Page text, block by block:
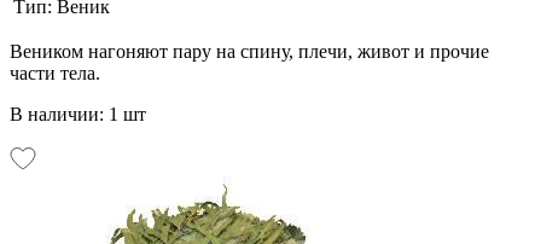
Тип: Веник
Веником нагоняют пару на спину, плечи, живот и прочие
части тела.
В наличии: 1 шт